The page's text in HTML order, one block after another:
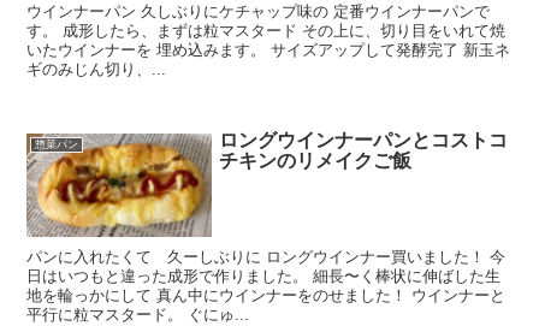
ウインナーパン 久しぶりにケチャップ味の 定番ウインナーパンで
す。 成形したら、まずは粒マスタード その上に、切り目をいれて焼
いたウインナーを 埋め込みます。 サイズアップして発酵完了 新玉ネ
ギのみじん切り、...
惣菜パン
ロングウインナーパンとコストコ
チキンのリメイクご飯
パンに入れたくて 久ーしぶりに ロングウインナー買いました！ 今
日はいつもと違った成形で作りました。 細長〜く棒状に伸ばした生
地を輪っかにして 真ん中にウインナーをのせました！ ウインナーと
平行に粒マスタード。 ぐにゅ...